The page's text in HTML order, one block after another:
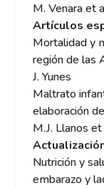
M. Venara et
Artículos
Mortalidad y
región de las
J. Yunes
Maltrato
elaboración
M.J. Llanos et
Nutrición y
embarazo y